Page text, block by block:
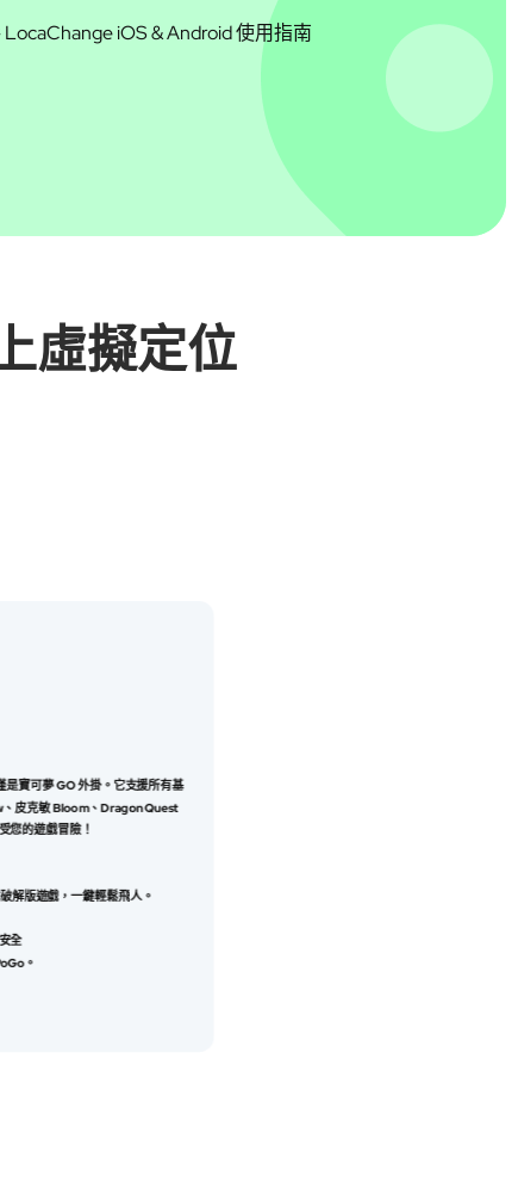
iOS & Android 使用指南
虛擬定位
寶可夢 GO 外掛。它支援所有基
皮克敏 Bloom、Dragon Quest
您的遊戲冒險！
解版遊戲，一鍵輕鬆飛人。
全
。